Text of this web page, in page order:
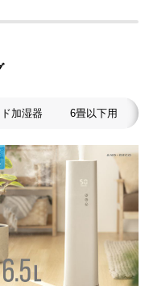
加湿器 6畳以下用